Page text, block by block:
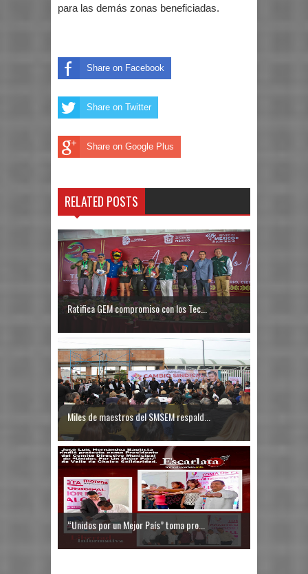
para las demás zonas beneficiadas.
Share on Facebook
Share on Twitter
Share on Google Plus
RELATED POSTS
Ratifica GEM compromiso con los Tec...
Miles de maestros del SMSEM respald...
“Unidos por un Mejor País” toma pro...